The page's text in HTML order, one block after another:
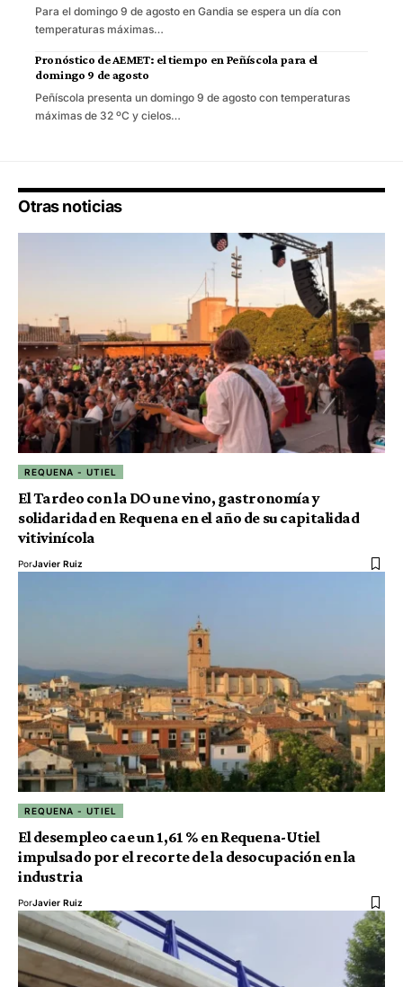
Para el domingo 9 de agosto en Gandia se espera un día con
temperaturas máximas…
Pronóstico de AEMET: el tiempo en Peñíscola para el
domingo 9 de agosto
Peñíscola presenta un domingo 9 de agosto con temperaturas
máximas de 32 ºC y cielos…
Otras noticias
REQUENA - UTIEL
El Tardeo con la DO une vino, gastronomía y
solidaridad en Requena en el año de su capitalidad
vitivinícola
PorJavier Ruiz
REQUENA - UTIEL
El desempleo cae un 1,61 % en Requena-Utiel
impulsado por el recorte de la desocupación en la
industria
PorJavier Ruiz